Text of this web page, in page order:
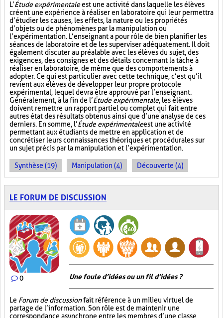
L’Étude expérimentaleest une activité dans laquelle les élèves
créent une expérience à réaliser en laboratoire qui leur permettra
d’étudier les causes, les effets, la nature ou les propriétés
d’objets ou de phénomènes par la manipulation ou
l’expérimentation. L’enseignant a pour rôle de bien planifier les
séances de laboratoire et de les superviser adéquatement. Il doit
également discuter au préalable avec les élèves du sujet, des
exigences, des consignes et des détails concernant la tâche à
réaliser en laboratoire, de même que des comportements à
adopter. Ce qui est particulier avec cette technique, c’est qu’il
revient aux élèves de développer leur propre protocole
expérimental, lequel devra être approuvé par l’enseignant.
Généralement, à la fin de l’Étude expérimentale, les élèves
doivent remettre un rapport partiel ou complet qui fait entre
autres état des résultats obtenus ainsi que d’une analyse de ces
derniers. En somme, l’Étude expérimentaleest une activité
permettant aux étudiants de mettre en application et de
concrétiser leurs connaissances théoriques et procédurales sur
un sujet précis par la manipulation et l’expérimentation.
Synthèse (19) Manipulation (4) Découverte (4)
LE FORUM DE DISCUSSION
0 Une foule d’idées ou un fil d’idées ?
Le Forum de discussionfait référence à un milieu virtuel de
partage de l’information. Son rôle est de maintenir une
correspondance asynchrone entre les membres d’une classe